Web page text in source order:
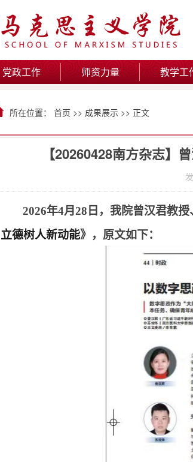
党政工作 师资力量 教学工
所在位置： 首页 >> 成果展示 >> 正文
【20260428南方杂志】
2026年4月28 日，我院曾汉君教授
立德树人新动能》，原文如下：